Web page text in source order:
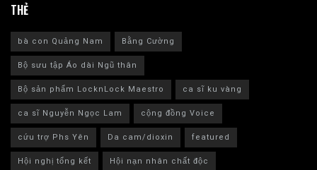
THẺ
bà con Quảng Nam
Bằng Cường
Bộ sưu tập Áo dài Ngũ thân
Bộ sản phẩm LocknLock Maestro
ca sĩ ku vàng
ca sĩ Nguyễn Ngọc Lam
cộng đồng Voice
cứu trợ Phs Yên
Da cam/dioxin
featured
Hội nghị tổng kết
Hội nạn nhân chất độc